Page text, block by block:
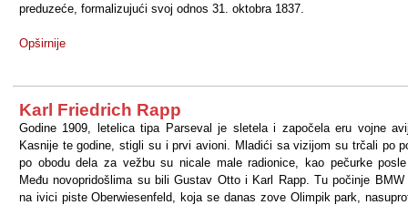
preduzeće, formalizujući svoj odnos 31. oktobra 1837.
Opširnije
Karl Friedrich Rapp
Godine 1909, letelica tipa Parseval je sletela i započela eru vojne
Kasnije te godine, stigli su i prvi avioni. Mladići sa vizijom su trčali po
po obodu dela za vežbu su nicale male radionice, kao pečurke
Među novopridošlima su bili Gustav Otto i Karl Rapp. Tu počinje BMW
na ivici piste Oberwiesenfeld, koja se danas zove Olimpik park,